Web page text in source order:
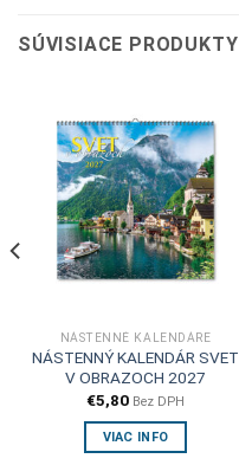
SÚVISIACE PRODUKTY
NÁSTENNÉ KALENDÁRE
NÁSTENNÝ KALENDÁR SVET
V OBRAZOCH 2027
€5,80 Bez DPH
VIAC INFO